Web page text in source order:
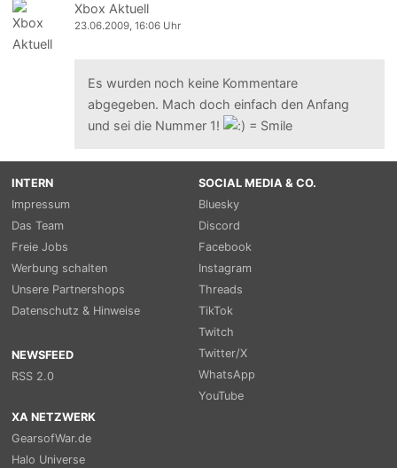
Xbox Aktuell
23.06.2009, 16:06 Uhr
Es wurden noch keine Kommentare
abgegeben. Mach doch einfach den Anfang
und sei die Nummer 1!
INTERN
Impressum
Das Team
Freie Jobs
Werbung schalten
Unsere Partnershops
Datenschutz & Hinweise
NEWSFEED
RSS 2.0
SOCIAL MEDIA & CO.
Bluesky
Discord
Facebook
Instagram
Threads
TikTok
Twitch
Twitter/X
WhatsApp
YouTube
XA NETZWERK
GearsofWar.de
Halo Universe